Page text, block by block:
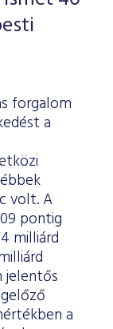
forgalom
a
volt. A
pontig
milliárd
jelentős
a